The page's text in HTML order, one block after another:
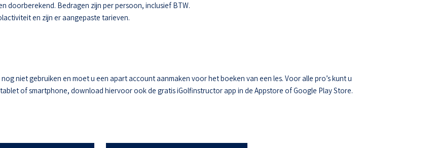
doorberekend. Bedragen zijn per persoon, inclusief BTW.
en zijn er aangepaste tarieven.
niet gebruiken en moet u een apart account aanmaken voor het boeken van een les. Voor alle pro’s kunt u
of smartphone, download hiervoor ook de gratis iGolfinstructor app in de Appstore of Google Play Store.